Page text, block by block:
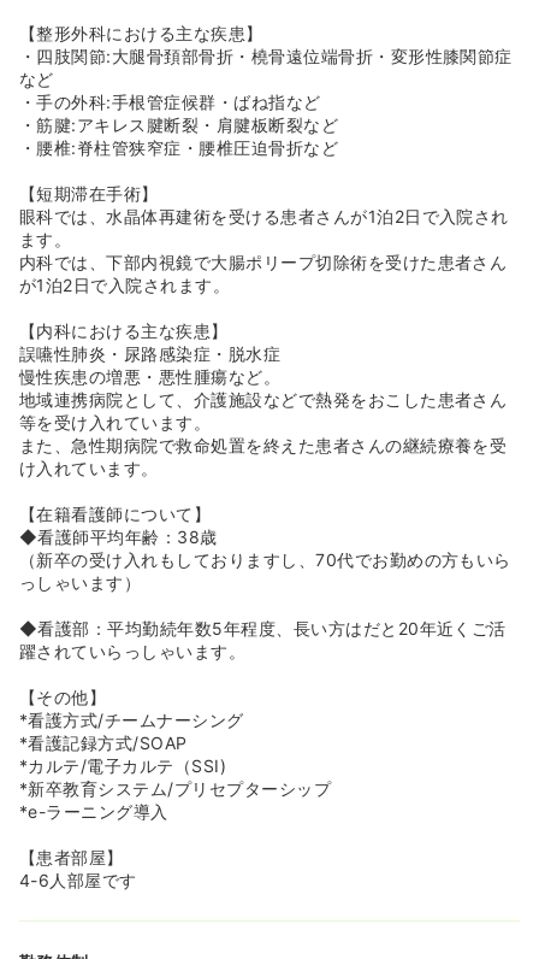
【整形外科における主な疾患】
・四肢関節:大腿骨頚部骨折・橈骨遠位端骨折・変形性膝関節症
など
・手の外科:手根管症候群・ばね指など
・筋腱:アキレス腱断裂・肩腱板断裂など
・腰椎:脊柱管狭窄症・腰椎圧迫骨折など
【短期滞在手術】
眼科では、水晶体再建術を受ける患者さんが1泊2日で入院され
ます。
内科では、下部内視鏡で大腸ポリープ切除術を受けた患者さん
が1泊2日で入院されます。
【内科における主な疾患】
誤嚥性肺炎・尿路感染症・脱水症
慢性疾患の増悪・悪性腫瘍など。
地域連携病院として、介護施設などで熱発をおこした患者さん
等を受け入れています。
また、急性期病院で救命処置を終えた患者さんの継続療養を受
け入れています。
【在籍看護師について】
◆看護師平均年齢：38歳
（新卒の受け入れもしておりますし、70代でお勤めの方もいら
っしゃいます）
◆看護部：平均勤続年数5年程度、長い方はだと20年近くご活
躍されていらっしゃいます。
【その他】
*看護方式/チームナーシング
*看護記録方式/SOAP
*カルテ/電子カルテ（SSI)
*新卒教育システム/プリセプターシップ
*e-ラーニング導入
【患者部屋】
4-6人部屋です